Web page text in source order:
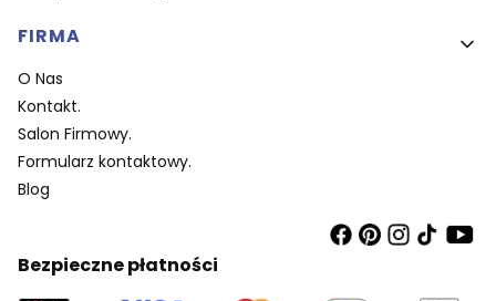
FIRMA
O Nas
Kontakt.
Salon Firmowy.
Formularz kontaktowy.
Blog
Bezpieczne płatności